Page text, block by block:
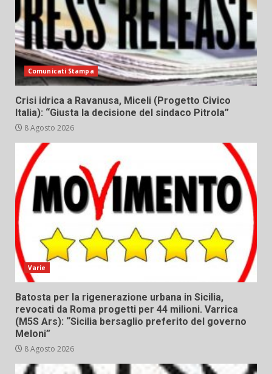
Comunicati Stampa
Crisi idrica a Ravanusa, Miceli (Progetto Civico
Italia): “Giusta la decisione del sindaco Pitrola”
8 Agosto 2026
Varie
Batosta per la rigenerazione urbana in Sicilia,
revocati da Roma progetti per 44 milioni. Varrica
(M5S Ars): “Sicilia bersaglio preferito del governo
Meloni”
8 Agosto 2026